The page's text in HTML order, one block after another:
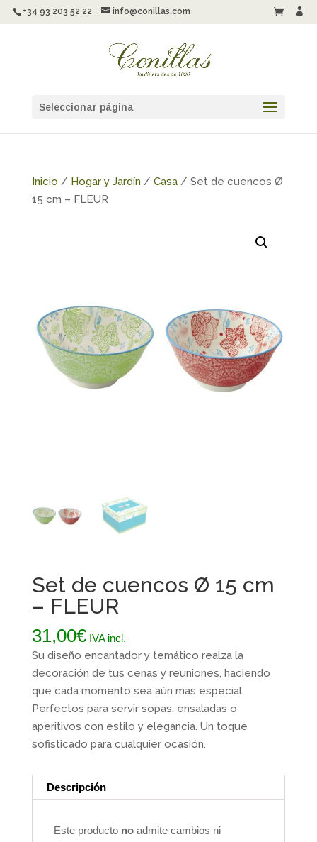
+34 93 203 52 22 info@conillas.com 

Seleccionar página
Inicio / Hogar y Jardín / Casa/ Set de cuencos Ø
15 cm – FLEUR
Set de cuencos Ø 15 cm
– FLEUR
31,00€ IVA incl.
Su diseño encantador y temático realza la
decoración de tus cenas y reuniones, haciendo
que cada momento sea aún más especial.
Perfectos para servir sopas, ensaladas o
aperitivos con estilo y elegancia. Un toque
sofisticado para cualquier ocasión.
Descripción
Este producto noadmite cambios ni